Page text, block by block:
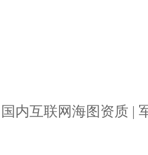
国内互联网海图资质 |